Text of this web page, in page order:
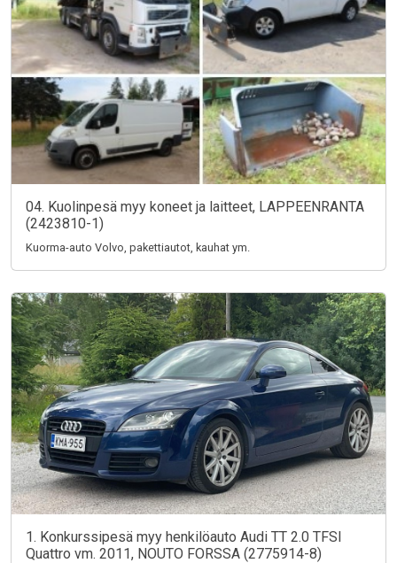
04. Kuolinpesä myy koneet ja laitteet, LAPPEENRANTA
(2423810-1)
Kuorma-auto Volvo, pakettiautot, kauhat ym.
1. Konkurssipesä myy henkilöauto Audi TT 2.0 TFSI
Quattro vm. 2011, NOUTO FORSSA (2775914-8)